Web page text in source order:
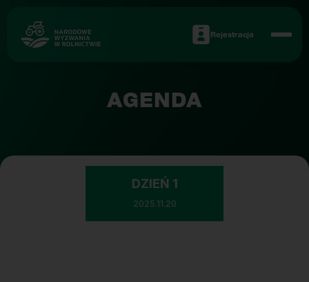
Rejestracja
AGENDA
DZIEŃ 1
2025.11.20